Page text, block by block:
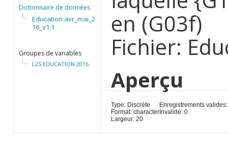
Dictionnaire de données
Education avr_mai_20
16_v1.1
Groupes de variables
L2S EDUCATION 2016
en (G03f)
Fichier:
Aperçu
Type: Discrète
Format: character
Largeur: 20
Enregistrements
Invalide: 0